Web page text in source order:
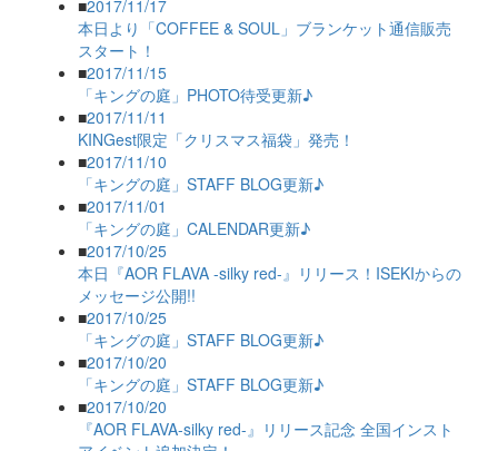
■2017/11/17
本日より「COFFEE & SOUL」ブランケット通信販売
スタート！
■2017/11/15
「キングの庭」PHOTO待受更新♪
■2017/11/11
KINGest限定「クリスマス福袋」発売！
■2017/11/10
「キングの庭」STAFF BLOG更新♪
■2017/11/01
「キングの庭」CALENDAR更新♪
■2017/10/25
本日『AOR FLAVA -silky red-』リリース！ISEKIからの
メッセージ公開!!
■2017/10/25
「キングの庭」STAFF BLOG更新♪
■2017/10/20
「キングの庭」STAFF BLOG更新♪
■2017/10/20
『AOR FLAVA-silky red-』リリース記念 全国インスト